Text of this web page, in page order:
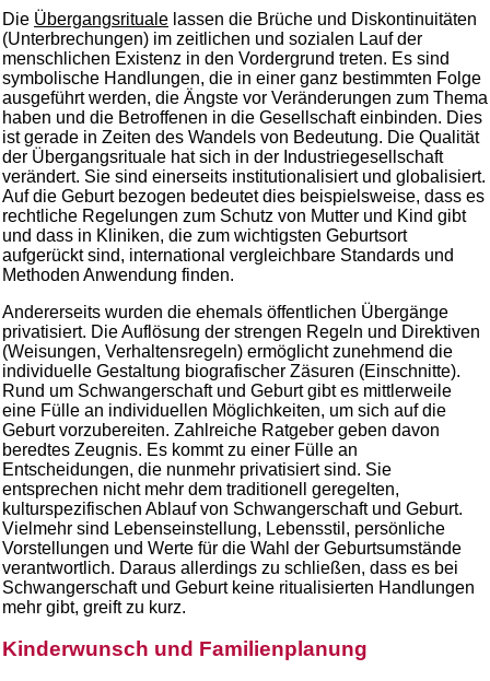
Die Übergangsrituale lassen die Brüche und Diskontinuitäten
(Unterbrechungen) im zeitlichen und sozialen Lauf der
menschlichen Existenz in den Vordergrund treten. Es sind
symbolische Handlungen, die in einer ganz bestimmten Folge
ausgeführt werden, die Ängste vor Veränderungen zum Thema
haben und die Betroffenen in die Gesellschaft einbinden. Dies
ist gerade in Zeiten des Wandels von Bedeutung. Die Qualität
der Übergangsrituale hat sich in der Industriegesellschaft
verändert. Sie sind einerseits institutionalisiert und globalisiert.
Auf die Geburt bezogen bedeutet dies beispielsweise, dass es
rechtliche Regelungen zum Schutz von Mutter und Kind gibt
und dass in Kliniken, die zum wichtigsten Geburtsort
aufgerückt sind, international vergleichbare Standards und
Methoden Anwendung finden.
Andererseits wurden die ehemals öffentlichen Übergänge
privatisiert. Die Auflösung der strengen Regeln und Direktiven
(Weisungen, Verhaltensregeln) ermöglicht zunehmend die
individuelle Gestaltung biografischer Zäsuren (Einschnitte).
Rund um Schwangerschaft und Geburt gibt es mittlerweile
eine Fülle an individuellen Möglichkeiten, um sich auf die
Geburt vorzubereiten. Zahlreiche Ratgeber geben davon
beredtes Zeugnis. Es kommt zu einer Fülle an
Entscheidungen, die nunmehr privatisiert sind. Sie
entsprechen nicht mehr dem traditionell geregelten,
kulturspezifischen Ablauf von Schwangerschaft und Geburt.
Vielmehr sind Lebenseinstellung, Lebensstil, persönliche
Vorstellungen und Werte für die Wahl der Geburtsumstände
verantwortlich. Daraus allerdings zu schließen, dass es bei
Schwangerschaft und Geburt keine ritualisierten Handlungen
mehr gibt, greift zu kurz.
Kinderwunsch und Familienplanung